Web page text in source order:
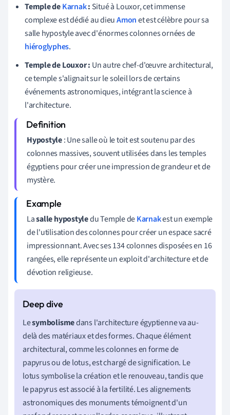
Temple deKarnak: Situé à Louxor, cet immense
complexe est dédié au dieuAmonet est célèbre pour sa
salle hypostyle avec d'énormes colonnes ornées de
hiéroglyphes.
Temple de Louxor : Un autre chef-d'œuvre architectural,
ce temple s'alignait sur le soleil lors de certains
événements astronomiques, intégrant la science à
l'architecture.
Hypostyle: Une salle où le toit est soutenu par des
colonnes massives, souvent utilisées dans les temples
égyptiens pour créer une impression de grandeur et de
mystère.
Lasalle hypostyledu Temple deKarnakest un exemple
de l'utilisation des colonnes pour créer un espace sacré
impressionnant. Avec ses 134 colonnes disposées en 16
rangées, elle représente un exploit d'architecture et de
dévotion religieuse.
Lesymbolismedans l'architecture égyptienne va au-
delà des matériaux et des formes. Chaque élément
architectural, comme les colonnes en forme de
papyrus ou de lotus, est chargé de signification. Le
lotus symbolise la création et le renouveau, tandis que
le papyrus est associé à la fertilité. Les alignements
astronomiques des monuments témoignent d'un